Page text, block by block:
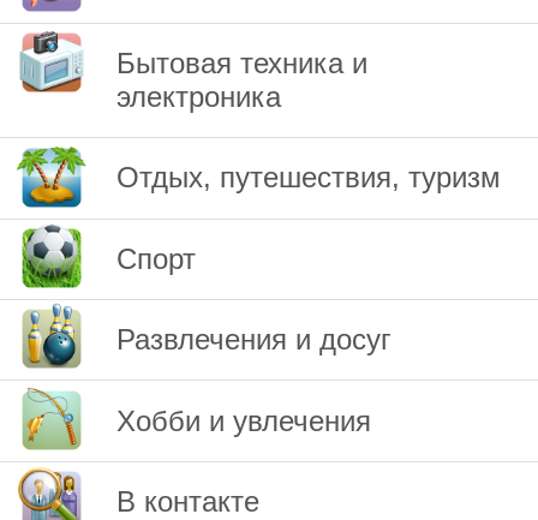
Бытовая техника и
электроника
Отдых, путешествия, туризм
Спорт
Развлечения и досуг
Хобби и увлечения
В контакте